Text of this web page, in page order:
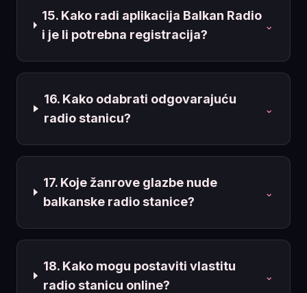
15. Kako radi aplikacija Balkan Radio
i je li potrebna registracija?
⌄
16. Kako odabrati odgovarajuću
radio stanicu?
⌄
17. Koje žanrove glazbe nude
balkanske radio stanice?
⌄
18. Kako mogu postaviti vlastitu
radio stanicu online?
⌄